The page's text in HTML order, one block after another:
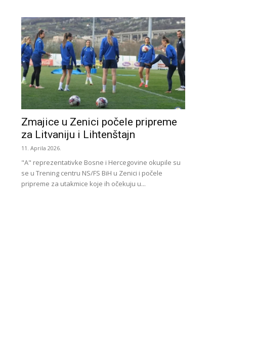
Zmajice u Zenici počele pripreme
za Litvaniju i Lihtenštajn
11. Aprila 2026.
"A" reprezentativke Bosne i Hercegovine okupile su
se u Trening centru NS/FS BiH u Zenici i počele
pripreme za utakmice koje ih očekuju u...